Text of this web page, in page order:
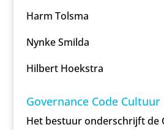
Harm Tolsma
Nynke Smilda
Hilbert Hoekstra
Governance Code Cultuur
Het bestuur onderschrijft de